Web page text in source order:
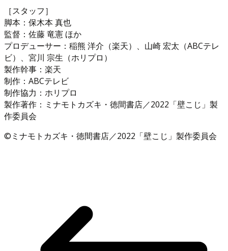
［スタッフ］
脚本：保木本 真也
監督：佐藤 竜憲 ほか
プロデューサー：稲熊 洋介（楽天）、山崎 宏太（ABCテレ
ビ）、宮川 宗生（ホリプロ）
製作幹事：楽天
制作：ABCテレビ
制作協力：ホリプロ
製作著作：ミナモトカズキ・徳間書店／2022「壁こじ」製
作委員会
©ミナモトカズキ・徳間書店／2022「壁こじ」製作委員会